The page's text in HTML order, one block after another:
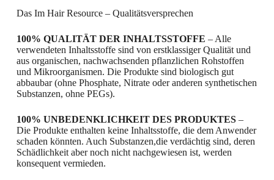
Das Im Hair Resource – Qualitätsversprechen
100% QUALITÄT DER INHALTSSTOFFE – Alle
verwendeten Inhaltsstoffe sind von erstklassiger Qualität und
aus organischen, nachwachsenden pflanzlichen Rohstoffen
und Mikroorganismen. Die Produkte sind biologisch gut
abbaubar (ohne Phosphate, Nitrate oder anderen synthetischen
Substanzen, ohne PEGs).
100% UNBEDENKLICHKEIT DES PRODUKTES–
Die Produkte enthalten keine Inhaltsstoffe, die dem Anwender
schaden könnten. Auch Substanzen,die verdächtig sind, deren
Schädlichkeit aber noch nicht nachgewiesen ist, werden
konsequent vermieden.